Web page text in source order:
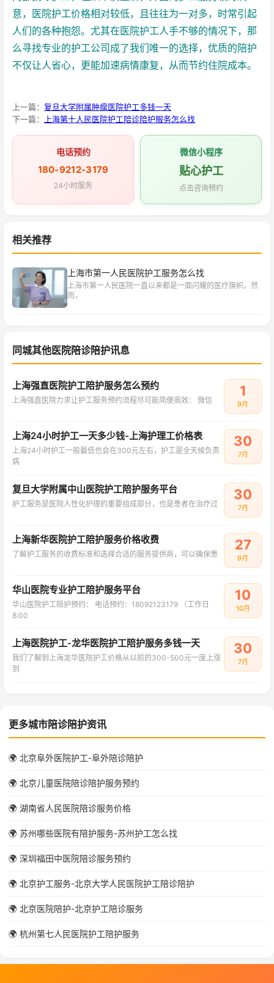
意，医院护工价格相对较低，且往往为一对多，时常引起
人们的各种抱怨。尤其在医院护工人手不够的情况下，那
么寻找专业的护工公司成了我们唯一的选择，优质的陪护
不仅让人省心，更能加速病情康复，从而节约住院成本。
上一篇： 复旦大学附属肿瘤医院护工多钱一天
下一篇：
上海第十人民医院护工陪诊陪护服务怎么找
电话预约
180-9212-3179
24小时服务
微信小程序
贴心护工
点击咨询预约
相关推荐
上海市第一人民医院护工服务怎么找
上海市第一人民医院一直以来都是一面闪耀的医疗旗帜。然
而，
同城其他医院陪诊陪护讯息
上海强直医院护工陪护服务怎么预约
上海强直医院力求让护工服务预约流程尽可能简便高效： 微信
1
9月
上海24小时护工一天多少钱-上海护理工价格表
上海24小时护工一般最低也会在300元左右，护工是全天候负责
病
30
7月
复旦大学附属中山医院护工陪护服务平台
护工服务是医院人性化护理的重要组成部分，也是患者在治疗过
30
7月
上海新华医院护工陪护服务价格收费
了解护工服务的收费标准和选择合适的服务提供商，可以确保患
27
9月
华山医院专业护工陪护服务平台
华山医院护工陪护预约： 电话预约：18092123179 （工作日
8:00
10
10月
上海医院护工-龙华医院护工陪护服务多钱一天
我们了解到上海龙华医院护工价格从以前的300-500元一度上涨
到
30
7月
更多城市陪诊陪护资讯
🌍 北京阜外医院护工-阜外陪诊陪护
🌍 北京儿童医院陪诊陪护服务预约
🌍 湖南省人民医院陪诊服务价格
🌍 苏州哪些医院有陪护服务-苏州护工怎么找
🌍 深圳福田中医院陪诊服务预约
🌍 北京护工服务-北京大学人民医院护工陪诊陪护
🌍 北京医院陪护-北京护工陪诊服务
🌍 杭州第七人民医院护工陪护服务